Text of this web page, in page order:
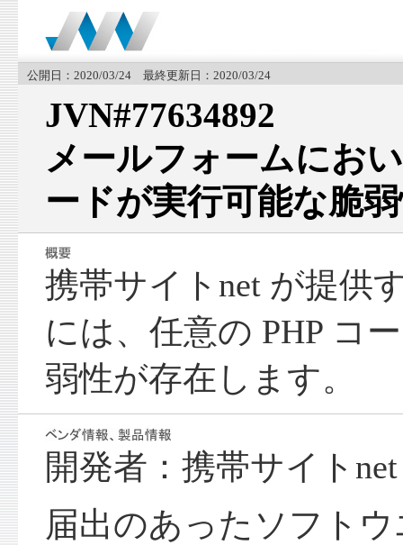
公開日：2020/03/24 最終更新日：2020/03/24
JVN#77634892
メールフォームにお
ードが実行可能な脆
携帯サイトnet が提供
には、任意の PHP コ
弱性が存在します。
開発者：携帯サイトnet
届出のあったソフト